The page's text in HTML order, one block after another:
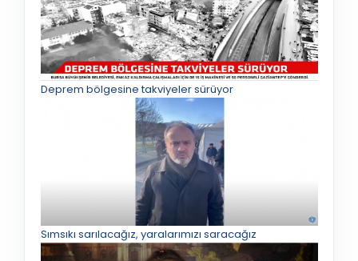
Deprem bölgesine takviyeler sürüyor
Sımsıkı sarılacağız, yaralarımızı saracağız